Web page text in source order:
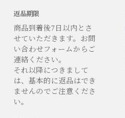
返品期限
商品到着後7日以内とさ
せていただきます。お問
い合わせフォームからご
連絡ください。
それ以降につきまして
は、基本的に返品はでき
ませんのでご注意くださ
い。